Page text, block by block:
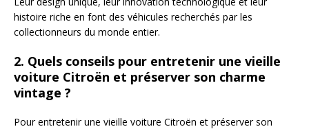
histoire riche en font des véhicules recherchés par les
collectionneurs du monde entier.
2. Quels conseils pour entretenir une vieille
voiture Citroën et préserver son charme
vintage ?
Pour entretenir une vieille voiture Citroën et préserver son